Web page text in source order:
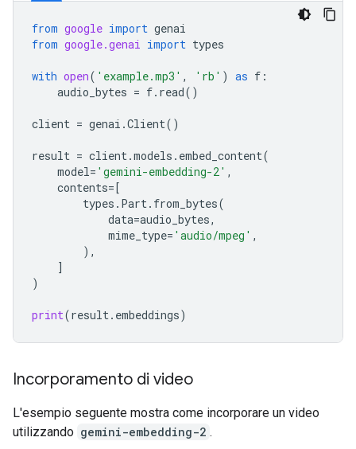
from google import genai
from google.genai import types
with open( 'example.mp3' , 'rb' ) as f :
audio_bytes = f. read()
client = genai .Client()
result = client.models . embed_content(
model= 'gemini-embedding-2' ,
contents=[
types . Part. from_bytes(
data=audio_bytes,
mime_type= 'audio/mpeg' ,
),
]
)
print(result. embeddings)
Incorporamento di video
L'esempio seguente mostra come incorporare un video
utilizzando gemini-embedding-2 .